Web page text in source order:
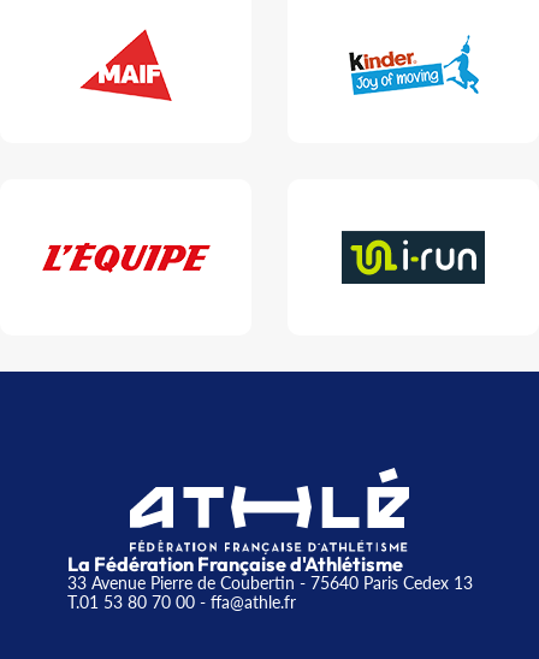
La Fédération Française d'Athlétisme
33 Avenue Pierre de Coubertin - 75640 Paris Cedex 13
T.01 53 80 70 00- ffa@athle.fr